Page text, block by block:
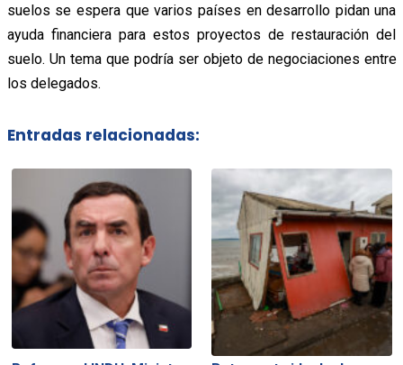
suelos se espera que varios países en desarrollo pidan una
ayuda financiera para estos proyectos de restauración del
suelo. Un tema que podría ser objeto de negociaciones entre
los delegados.
Entradas relacionadas: